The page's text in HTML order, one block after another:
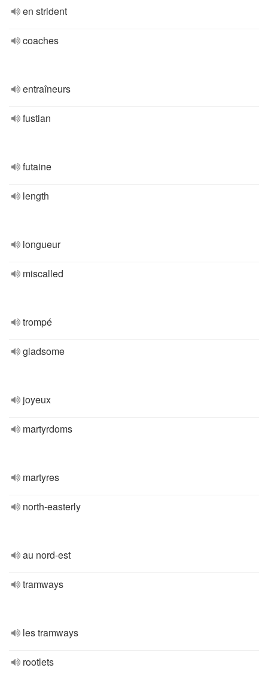
en strident
coaches
entraîneurs
fustian
futaine
length
longueur
miscalled
trompé
gladsome
joyeux
martyrdoms
martyres
north-easterly
au nord-est
tramways
les tramways
rootlets